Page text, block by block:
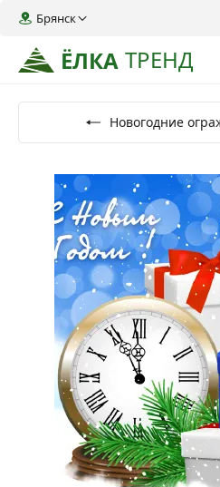
ЁЛКА ТРЕНД
Брянск
Новогодние